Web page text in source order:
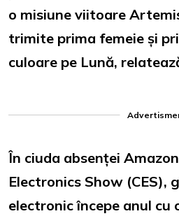
o misiune viitoare
trimite prima femeie și
culoare pe Lună,
În ciuda absenței
Electronics Show (CES),
electronic începe anul cu